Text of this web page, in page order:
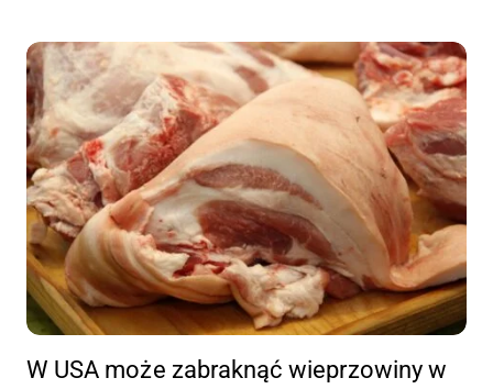
W USA może zabraknąć wieprzowiny w